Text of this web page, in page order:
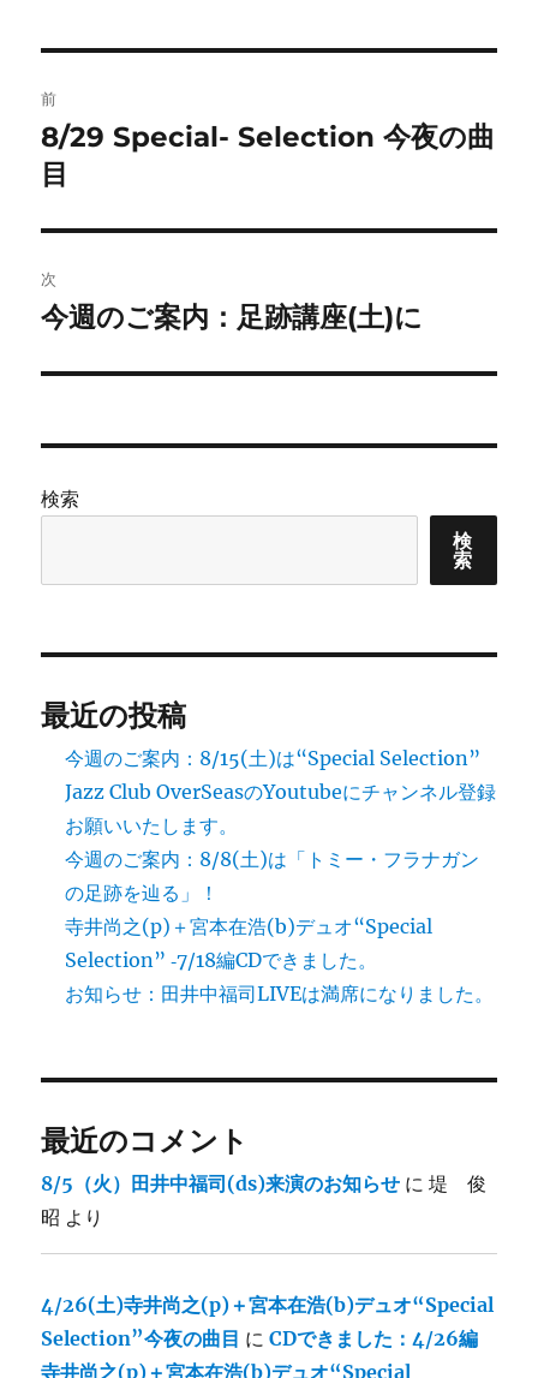
稿
ナ
ビ
ゲ
ー
シ
ン
前
前
の
稿:
8/29 Special- Selection 今夜の曲
目
次
次
投
今週のご案内：足跡講座(土)に
検索
検
索
最近の投稿
今週のご案内：8/15(土)は“Special Selection”
Jazz Club OverSeasのYoutubeにチャンネル登録
お願いいたします。
今週のご案内：8/8(土)は「トミー・フラナガン
の足跡を辿る」！
寺井尚之(p)＋宮本在浩(b)デュオ“Special
Selection” ‐7/18編CDできました。
お知らせ：田井中福司LIVEは満席になりました。
最近のコメント
8/5（火）田井中福司(ds)来演のお知らせ に堤 俊
昭 より
4/26(土)寺井尚之(p)＋宮本在浩(b)デュオ“Special
Selection”今夜の曲目 にCDできました：4/26編
寺井尚之(p)＋宮本在浩(b)デュオ“Special